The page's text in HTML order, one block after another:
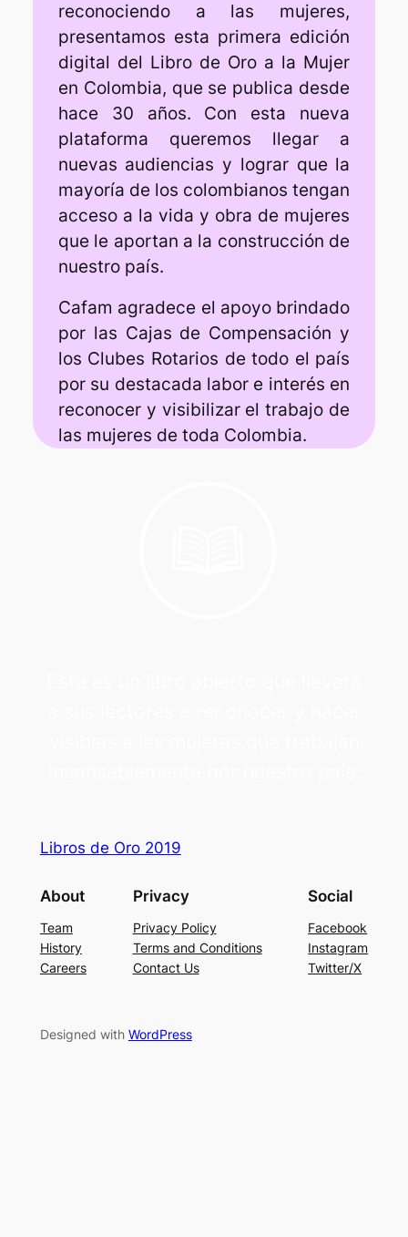
reconociendo a las mujeres,
presentamos esta primera edición
digital del Libro de Oro a la Mujer
en Colombia, que se publica desde
hace 30 años. Con esta nueva
plataforma queremos llegar a
nuevas audiencias y lograr que la
mayoría de los colombianos tengan
acceso a la vida y obra de mujeres
que le aportan a la construcción de
nuestro país.
Cafam agradece el apoyo brindado
por las Cajas de Compensación y
los Clubes Rotarios de todo el país
por su destacada labor e interés en
reconocer y visibilizar el trabajo de
las mujeres de toda Colombia.
Libros de Oro 2019
About
Team
History
Careers
Privacy
Privacy Policy
Terms and Conditions
Contact Us
Social
Facebook
Instagram
Twitter/X
Designed with WordPress